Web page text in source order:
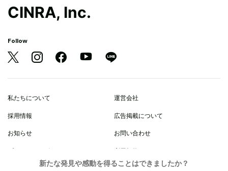
新たな発見や感動を得ることはできましたか？
CINRA, Inc.
Follow
私たちについて 運営会社
採用情報 広告掲載について
お知らせ お問い合わせ
プライバシーポリシー 利用規約